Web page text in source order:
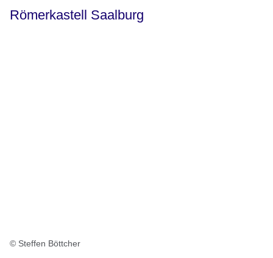
Römerkastell Saalburg
© Steffen Böttcher